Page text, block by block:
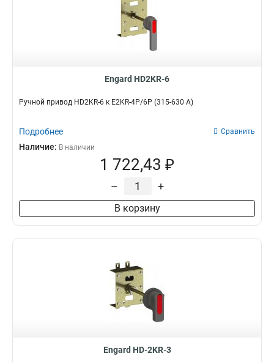
Engard HD2KR-6
Ручной привод HD2KR-6 к E2KR-4P/6P (315-630 А)
Подробнее Сравнить
Наличие: В наличии
1 722,43 ₽
– +
В корзину
Engard HD-2KR-3